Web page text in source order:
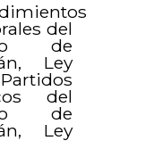
del
de
Ley
del
de
Ley